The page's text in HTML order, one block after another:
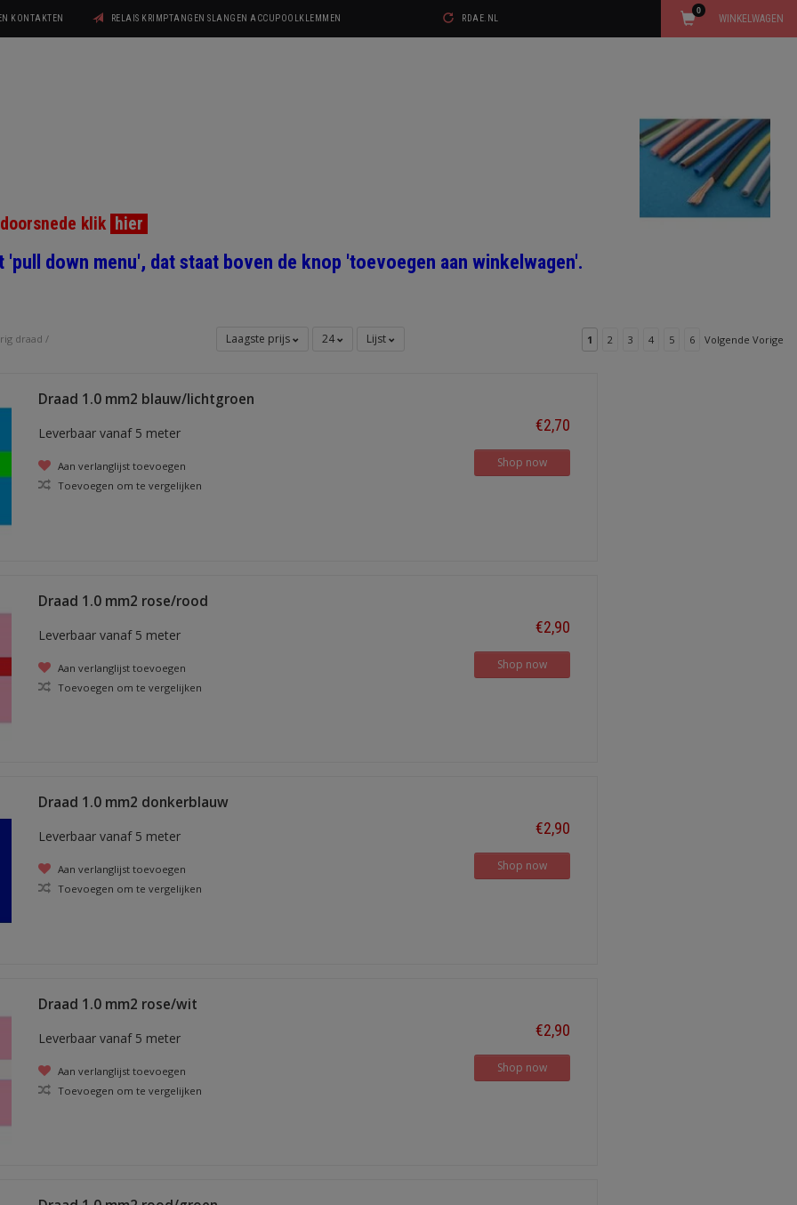
KONTAKTEN RELAIS KRIMPTANGEN SLANGEN ACCUPOOLKLEMMEN RDAE.NL WINKELWAGEN
0
klik hier
'pull down menu', dat staat boven de knop 'toevoegen aan winkelwagen'.
draad / Laagste prijs 24 Lijst 1 2 3 4 5 6 Volgende Vorige
Draad 1.0 mm2 blauw/lichtgroen
Leverbaar vanaf 5 meter
Aan verlanglijst toevoegen
Toevoegen om te vergelijken
€2,70
Shop now
Draad 1.0 mm2 rose/rood
Leverbaar vanaf 5 meter
Aan verlanglijst toevoegen
Toevoegen om te vergelijken
€2,90
Shop now
Draad 1.0 mm2 donkerblauw
Leverbaar vanaf 5 meter
Aan verlanglijst toevoegen
Toevoegen om te vergelijken
€2,90
Shop now
Draad 1.0 mm2 rose/wit
Leverbaar vanaf 5 meter
Aan verlanglijst toevoegen
Toevoegen om te vergelijken
€2,90
Shop now